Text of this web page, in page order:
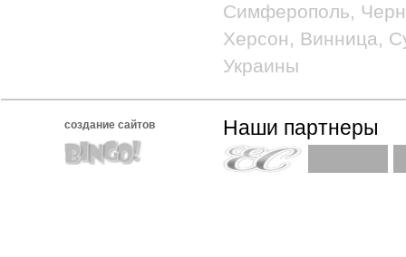
Симферополь,
Херсон, Винница,
Украины
создание сайтов Наши партнеры